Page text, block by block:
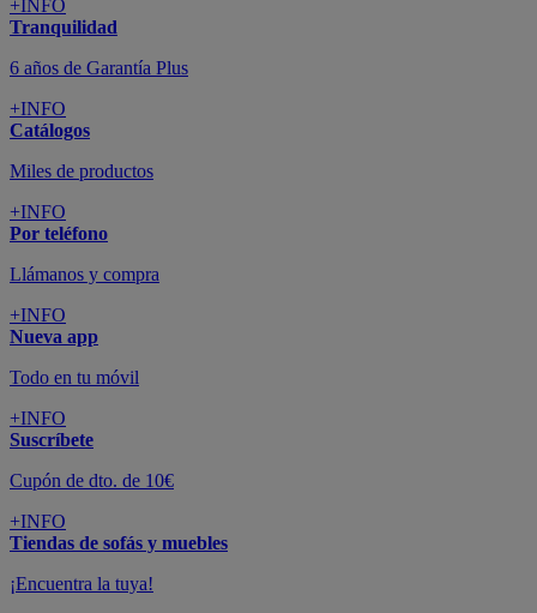
+INFO
Tranquilidad
6 años de Garantía Plus
+INFO
Catálogos
Miles de productos
+INFO
Por teléfono
Llámanos y compra
+INFO
Nueva app
Todo en tu móvil
+INFO
Suscríbete
Cupón de dto. de 10€
+INFO
Tiendas de sofás y muebles
¡Encuentra la tuya!